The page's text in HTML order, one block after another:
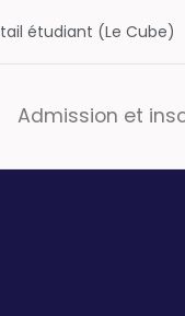
étudiant (Le Cube)
Admission et